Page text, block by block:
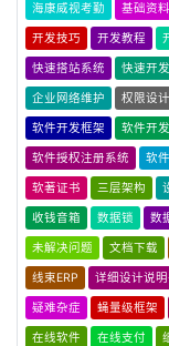
海康威视考勤 基础资
开发技巧 开发教程
快速搭站系统 快速开
企业网络维护 权限设计
软件开发框架 软件开
软件授权注册系统 软
软著证书 三层架构
收钱音箱 数据锁 数
未解决问题 文档下载
线束ERP 详细设计说
疑难杂症 蝇量级框架
在线软件 在线支付